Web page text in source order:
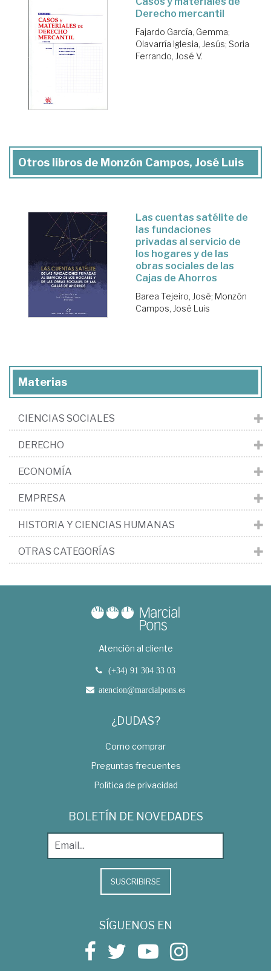
Derecho mercantil
Fajardo García, Gemma;
Olavarría Iglesia, Jesús; Soria
Ferrando, José V.
Otros libros de Monzón Campos, José Luis
Las cuentas satélite de
las fundaciones
privadas al servicio de
los hogares y de las
obras sociales de las
Cajas de Ahorros
Barea Tejeiro, José; Monzón
Campos, José Luis
Materias
CIENCIAS SOCIALES
DERECHO
ECONOMÍA
EMPRESA
HISTORIA Y CIENCIAS HUMANAS
OTRAS CATEGORÍAS
Atención al cliente
(+34) 91 304 33 03
atencion@marcialpons.es
¿DUDAS?
Como comprar
Preguntas frecuentes
Política de privacidad
BOLETÍN DE NOVEDADES
SUSCRIBIRSE
SÍGUENOS EN